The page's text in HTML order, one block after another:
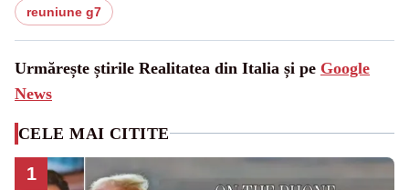
reuniune g7
Urmărește știrile Realitatea din Italia și pe Google
News
CELE MAI CITITE
1